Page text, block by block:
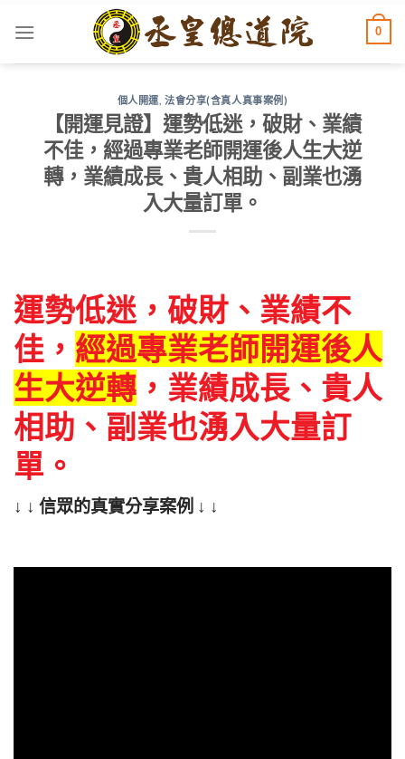
0
個人開運 ,法會分享(含真人真事案例)
【開運見證】運勢低迷，破財、業績
不佳，經過專業老師開運後人生大逆
轉，業績成長、貴人相助、副業也湧
入大量訂單。
運勢低迷，破財、業績不
佳， 經過專業老師開運後人
生大逆轉 ，業績成長、貴人
相助、副業也湧入大量訂
單。
↓ ↓ 信眾的真實分享案例 ↓ ↓